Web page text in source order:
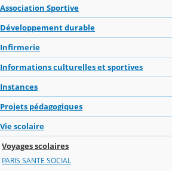
Association Sportive
Développement durable
Infirmerie
Informations culturelles et sportives
Instances
Projets pédagogiques
Vie scolaire
Voyages scolaires
PARIS SANTE SOCIAL